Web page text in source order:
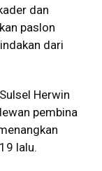
dan
paslon
dari
Herwin
pembina
lalu.